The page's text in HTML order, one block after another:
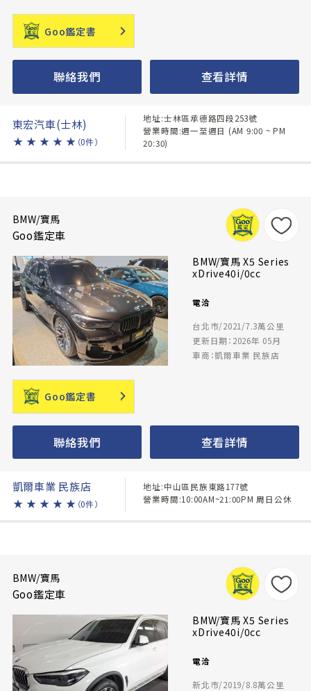
Goo鑑定書
聯絡我們 查看詳情
東宏汽車(士林)
★ ★ ★ ★ ★ （0件）
地址:士林區承德路四段253號
營業時間:週一至週日 (AM 9:00 ~ PM
20:30)
BMW/寶馬
Goo鑑定車
BMW/寶馬 X5 Series
xDrive40i/0cc
電洽
台北市/2021/7.3萬公里
更新日期：2026年 05月
車商：凱爾車業 民族店
Goo鑑定書
聯絡我們 查看詳情
凱爾車業 民族店
★ ★ ★ ★ ★ （0件）
地址:中山區民族東路177號
營業時間:10:00AM~21:00PM 周日公休
BMW/寶馬
Goo鑑定車
BMW/寶馬 X5 Series
xDrive40i/0cc
電洽
新北市/2019/8.8萬公里